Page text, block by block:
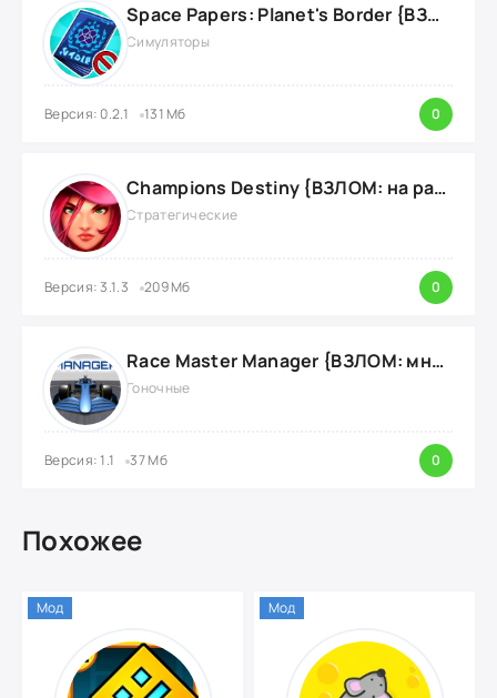
Space Papers: Planet's Border {ВЗЛОМ: энергию}
Симуляторы
Версия: 0.2.1 131 Мб 0
Champions Destiny {ВЗЛОМ: на радар}
Стратегические
Версия: 3.1.3 209 Мб 0
Race Master Manager {ВЗЛОМ: много денег}
Гоночные
Версия: 1.1 37 Мб 0
Похожее
Мод Мод